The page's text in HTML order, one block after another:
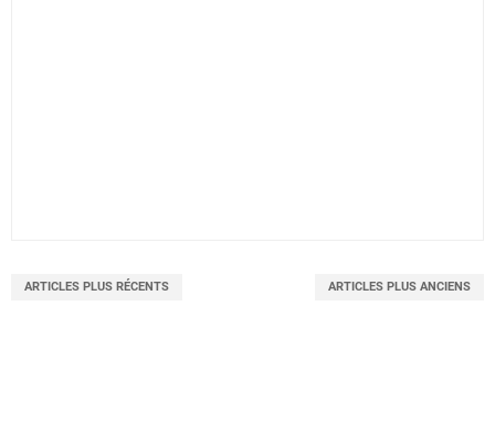
ARTICLES PLUS RÉCENTS ARTICLES PLUS ANCIENS